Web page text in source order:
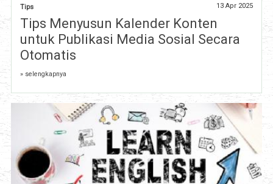
Tips 13 Apr 2025
Tips Menyusun Kalender Konten
untuk Publikasi Media Sosial Secara
Otomatis
» selengkapnya